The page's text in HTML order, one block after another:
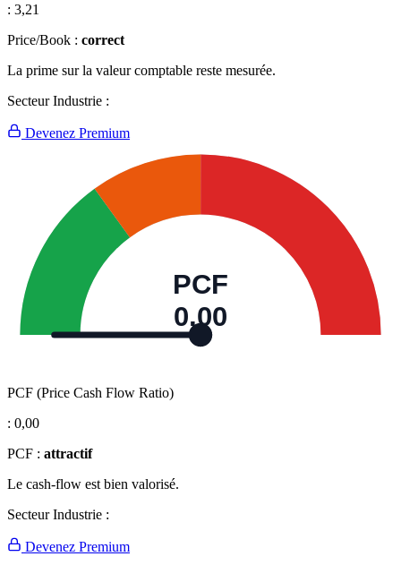
: 3,21
Price/Book : correct
La prime sur la valeur comptable reste mesurée.
Secteur Industrie :
Devenez Premium
PCF
0,00
PCF (Price Cash Flow Ratio)
: 0,00
PCF : attractif
Le cash-flow est bien valorisé.
Secteur Industrie :
Devenez Premium